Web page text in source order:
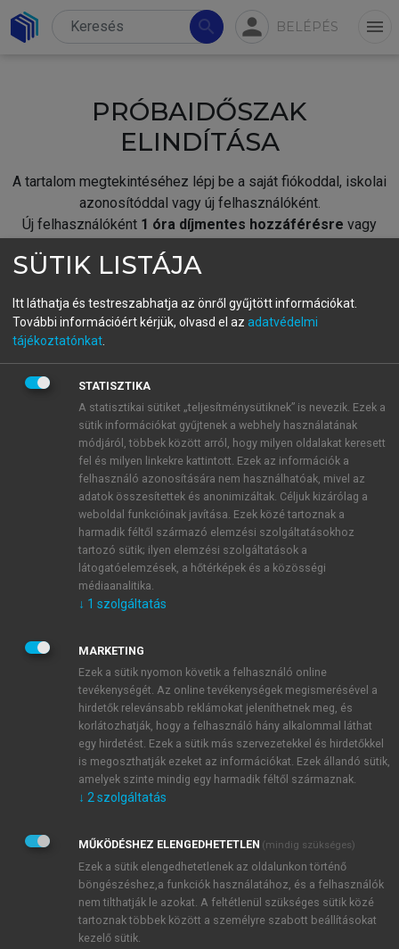
search person BELÉPÉS menu
PRÓBAIDŐSZAK
ELINDÍTÁSA
A tartalom megtekintéséhez lépj be a saját fiókoddal, iskolai
azonosítóddal vagy új felhasználóként.
Új felhasználóként 1 óra díjmentes hozzáférésre vagy
fiókoddal,vagy hozz létre új fiókot.
A regisztráció után apróbaidőszakautomatikusan
BELÉPÉS SAJÁT FIÓKKAL
ÚJ FIÓK LÉTREHOZÁSA
1 óra díjmentes hozzáférés
E-MAIL-CÍM
JELSZÓ
JELSZÓ ÚJRA
Kérek értesítést a MeRSZ újdonságairól, akcióiról.
Kérek értesítést az Akadémiai Kiadó Zrt. újdonságairól,
Adatkezelési tájékoztatóbanfoglaltakat tudomásul
veszem és elfogadom.
Általános vásárlási feltételeket, valamint a szotar.netés a
mersz.huoldalak licencszerződéseiben foglaltakat
tudomásul veszem és elfogadom.
SÜTIK LISTÁJA
Itt láthatja és testreszabhatja az önről gyűjtött információkat.
További információért kérjük, olvasd el az adatvédelmi
tájékoztatónkat
STATISZTIKA
A statisztikai sütiket „teljesítménysütiknek” is nevezik. Ezek a
sütik információkat gyűjtenek a webhely használatának
módjáról, többek között arról, hogy milyen oldalakat keresett
fel és milyen linkekre kattintott. Ezek az információk a
felhasználó azonosítására nem használhatóak, mivel az
adatok összesítettek és anonimizáltak. Céljuk kizárólag a
weboldal funkcióinak javítása. Ezek közé tartoznak a
harmadik féltől származó elemzési szolgáltatásokhoz
tartozó sütik; ilyen elemzési szolgáltatások a
látogatóelemzések, a hőtérképek és a közösségi
médiaanalitika.
↓ 1 szolgáltatás
MARKETING
Ezek a sütik nyomon követik a felhasználó online
tevékenységét. Az online tevékenységek megismerésével a
hirdetők relevánsabb reklámokat jeleníthetnek meg, és
korlátozhatják, hogy a felhasználó hány alkalommal láthat
egy hirdetést. Ezek a sütik más szervezetekkel és hirdetőkkel
is megoszthatják ezeket az információkat. Ezek állandó sütik,
amelyek szinte mindig egy harmadik féltől származnak.
↓ 2 szolgáltatás
MŰKÖDÉSHEZ ELENGEDHETETLEN (mindig szükséges)
Ezek a sütik elengedhetetlenek az oldalunkon történő
böngészéshez,a funkciók használatához, és a felhasználók
nem tilthatják le azokat. A feltétlenül szükséges sütik közé
tartoznak többek között a személyre szabott beállításokat
kezelő sütik.